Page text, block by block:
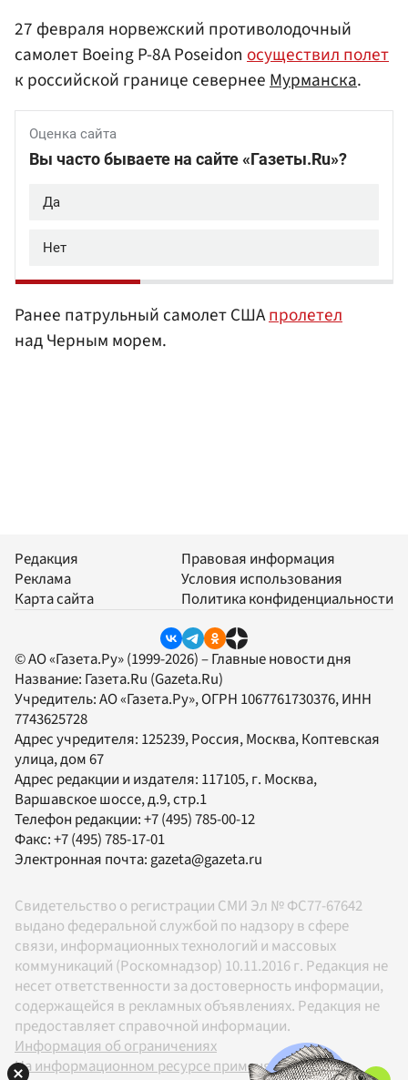
27 февраля норвежский противолодочный
самолет Boeing P-8A Poseidon осуществил полет
к российской границе севернееМурманска.
Ранее патрульный самолет СШАпролетел
над Черным морем.
Редакция
Реклама
Карта сайта
Правовая информация
Условия использования
Политика конфиденциальности
© АО «Газета.Ру» (1999-2026) – Главные новости дня
Название: Газета.Ru (Gazeta.Ru)
Учредитель:АО «Газета.Ру», ОГРН 1067761730376, ИНН
7743625728
Адрес учредителя: 125239, Россия, Москва, Коптевская
улица, дом 67
Адрес редакции и издателя: 117105, г. Москва,
Варшавское шоссе, д.9, стр.1
Телефон редакции:+7 (495) 785-00-12
Факс:+7 (495) 785-17-01
Электронная почта: gazeta@gazeta.ru
Свидетельство о регистрации СМИ Эл № ФС77-67642
выдано федеральной службой по надзору в сфере
связи, информационных технологий и массовых
коммуникаций (Роскомнадзор) 10.11.2016 г. Редакция не
несет ответственности за достоверность информации,
содержащейся в рекламных объявлениях. Редакция не
предоставляет справочной информации.
Информация об ограничениях
На информационном ресурсе применяются